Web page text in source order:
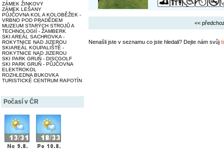
ZÁMEK ŽINKOVY
ZÁMEK LEŠANY
PŮJČOVNA KOL A KOLOBĚŽEK -
VRBNO POD PRADĚDEM
MUZEUM STARÝCH STROJŮ A
TECHNOLOGIÍ - ŽAMBERK
SKI AREÁL SACHROVKA -
ROKYTNICE NAD JIZEROU
SKIAREÁL KOUPALIŠTĚ -
ROKYTNICE NAD JIZEROU
SKI PARK GRUŇ - DISCGOLF
SKI PARK GRUŇ - PŮJČOVNA
ELEKTROKOL
ROZHLEDNA BUKOVKA
TURISTICKÉ CENTRUM RAPOTÍN
Počasí v ČR
<<
Nenašli jste v seznamu co jste hledali? Dejte nám svůj